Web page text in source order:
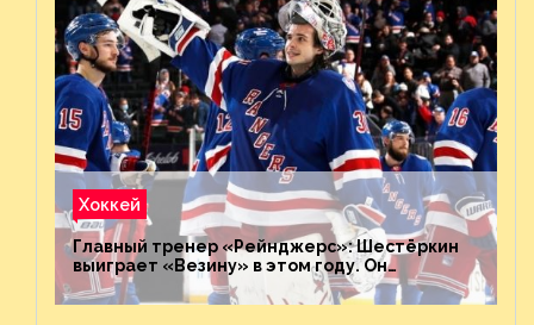
Хоккей
Главный тренер «Рейнджерс»: Шестёркин
выиграет «Везину» в этом году. Он
невероятен